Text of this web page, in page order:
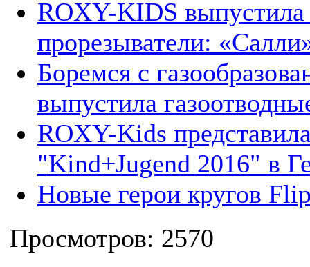
ROXY-KIDS
прорезыватели:
Боремся с
выпустила
ROXY-Kids
"Kind+Jugend 2016" в
Новые герои кругов
Просмотров: 2570